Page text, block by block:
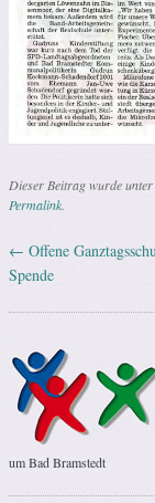
Dieser Beitrag wurde unter
Permalink
Artikel-
← Offene
Spende
um Bad Bramstedt